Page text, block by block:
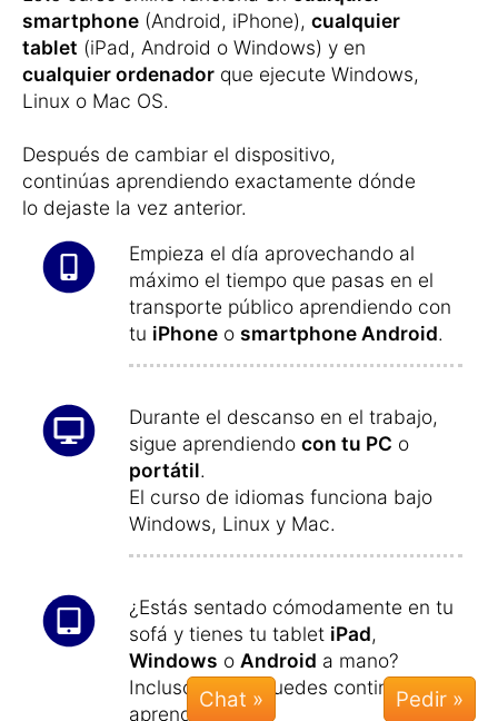
utilizaeste curso encualquiera de tus
dispositivos
y cambia de dispositivo
cuando lo desees.
smartphone(Android, iPhone),cualquier
tablet(iPad, Android o Windows) y en
cualquier ordenadorque ejecute Windows,
Linux o Mac OS.
Después de cambiar el dispositivo,
continúas aprendiendo exactamente dónde
lo dejaste la vez anterior.
máximo el tiempo que pasas en el
transporte público aprendiendo con
tuiPhone o smartphone Android
Durante el descanso en el trabajo,
portátil
El curso de idiomas funciona bajo
Windows, Linux y Mac.
Chat »